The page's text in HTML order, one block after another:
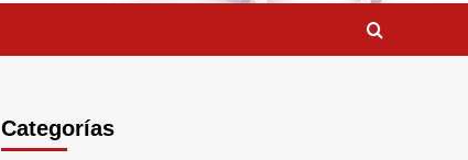
Categorías